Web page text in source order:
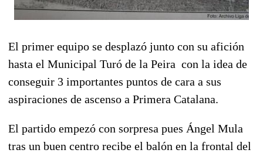
El primer equipo se desplazó junto con su afición
hasta el Municipal Turó de la Peira con la idea de
conseguir 3 importantes puntos de cara a sus
aspiraciones de ascenso a Primera Catalana.
El partido empezó con sorpresa pues Ángel Mula
tras un buen centro recibe el balón en la frontal del